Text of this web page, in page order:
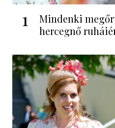
1
Mindenki
hercegnő